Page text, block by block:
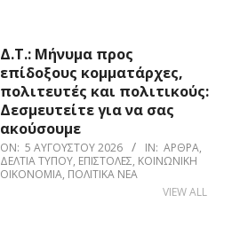
Δ.Τ.: Μήνυμα προς
επίδοξους κομματάρχες,
πολιτευτές και πολιτικούς:
Δεσμευτείτε για να σας
ακούσουμε
ON: 5 ΑΥΓΟΎΣΤΟΥ 2026 IN: ΆΡΘΡΑ,
ΔΕΛΤΊΑ ΤΎΠΟΥ, ΕΠΙΣΤΟΛΈΣ, ΚΟΙΝΩΝΙΚΉ
ΟΙΚΟΝΟΜΊΑ, ΠΟΛΙΤΙΚΆ ΝΈΑ
VIEW ALL